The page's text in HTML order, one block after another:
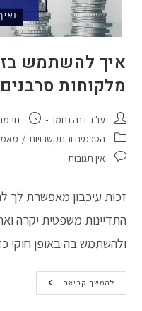
איך להשתמש
מלקוחות
מחבר:עו"ד דנה נחמן פורסם:נובמבר
קטגוריה:הסכמים והתקשרויות /
תגובות:אין תגובות
זכות עיכבון מאפשרת לך
התדיינות משפטית יקרה
ולהשתמש בה באופן חוקי
להמשך קריאה איך
להשתמש